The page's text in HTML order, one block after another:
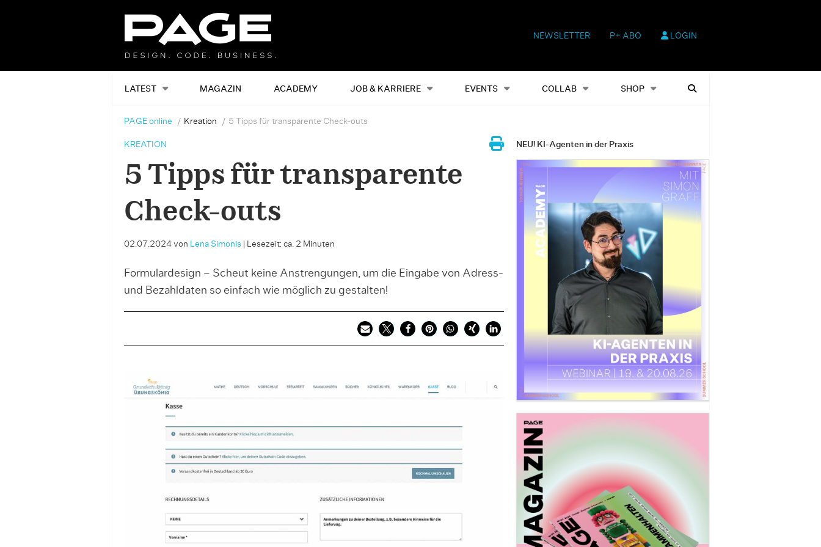
NEWSLETTER P+ ABO LOGIN
LATEST MAGAZIN ACADEMY JOB & KARRIERE EVENTS COLLAB SHOP
Alles Events Shop Heftausgaben Suchen
PAGE online Kreation 5 Tipps für transparente Check-outs
KREATION
5 Tipps für transparente
Check-outs
02.07.2024 von Lena Simonis Lesezeit: ca. 2 Minuten
Formulardesign – Scheut keine Anstrengungen, um die Eingabe von Adress-
und Bezahldaten so einfach wie möglich zu gestalten!
NEU! KI-Agenten in der Praxis